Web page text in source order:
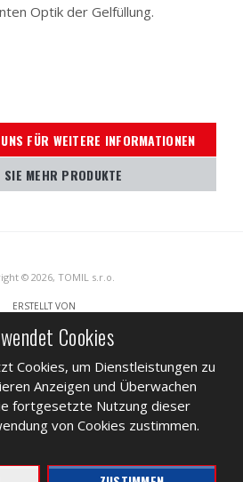
Optik der Gelfüllung.
FÜR WEITERE INFORMATIONEN
SIE MEHR PRODUKTE
© 2026, TOMIL s.r.o.
ERSTELLT VON
reCAPTCHA geschützt und es gelten die
und Nutzungsbedingungen von Google.
Cookies
Cookies, um Dienstleistungen zu
Anzeigen und Überwachen
fortgesetzte Nutzung dieser
von Cookies zustimmen.